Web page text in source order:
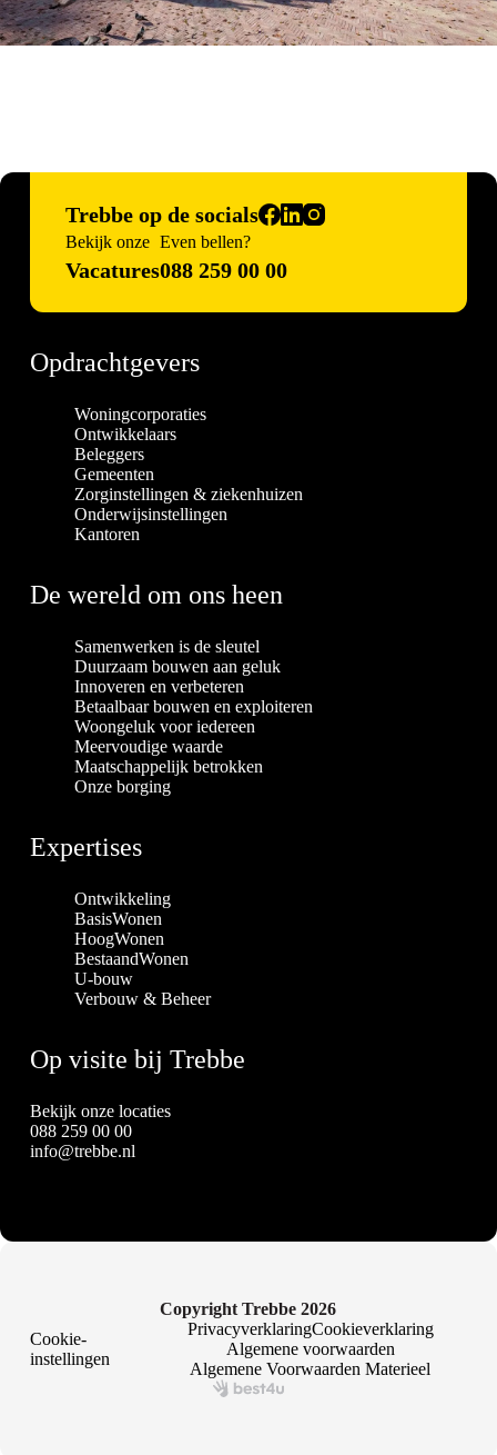
Trebbe op de socials
Bekijk onze
Vacatures
Even bellen?
088 259 00 00
Opdrachtgevers
Woningcorporaties
Ontwikkelaars
Beleggers
Gemeenten
Zorginstellingen & ziekenhuizen
Onderwijsinstellingen
Kantoren
De wereld om ons heen
Samenwerken is de sleutel
Duurzaam bouwen aan geluk
Innoveren en verbeteren
Betaalbaar bouwen en exploiteren
Woongeluk voor iedereen
Meervoudige waarde
Maatschappelijk betrokken
Onze borging
Expertises
Ontwikkeling
BasisWonen
HoogWonen
BestaandWonen
U-bouw
Verbouw & Beheer
Op visite bij Trebbe
Bekijk onze locaties
088 259 00 00
info@trebbe.nl
Copyright Trebbe 2026
Cookie-
instellingen
PrivacyverklaringCookieverklaring
Algemene voorwaarden
Algemene Voorwaarden Materieel